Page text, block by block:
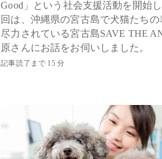
Good」という社会支援活動を開始
回は、沖縄県の宮古島で犬猫たちの
尽力されている宮古島SAVE THE
原さんにお話をお伺いしました。
記事読了まで 15 分